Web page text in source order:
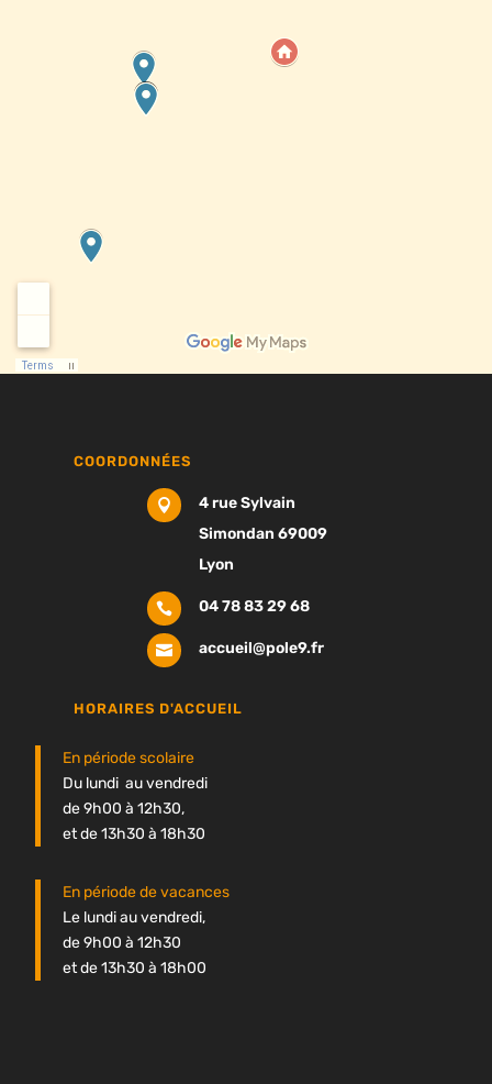
COORDONNÉES

4 rue Sylvain
Simondan 69009
Lyon
 04 78 83 29 68
 accueil@pole9.fr
HORAIRES D'ACCUEIL
En période scolaire
Du lundi au vendredi
de 9h00 à 12h30,
et de 13h30 à 18h30
En période de vacances
Le lundi au vendredi,
de 9h00 à 12h30
et de 13h30 à 18h00